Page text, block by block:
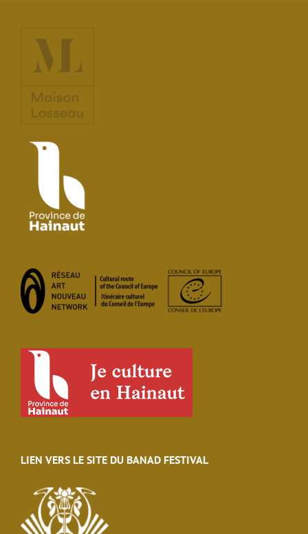
LIEN VERS LE SITE DU BANAD FESTIVAL